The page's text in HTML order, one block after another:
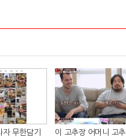
자 무한담기
이 고추장 어머니 고추